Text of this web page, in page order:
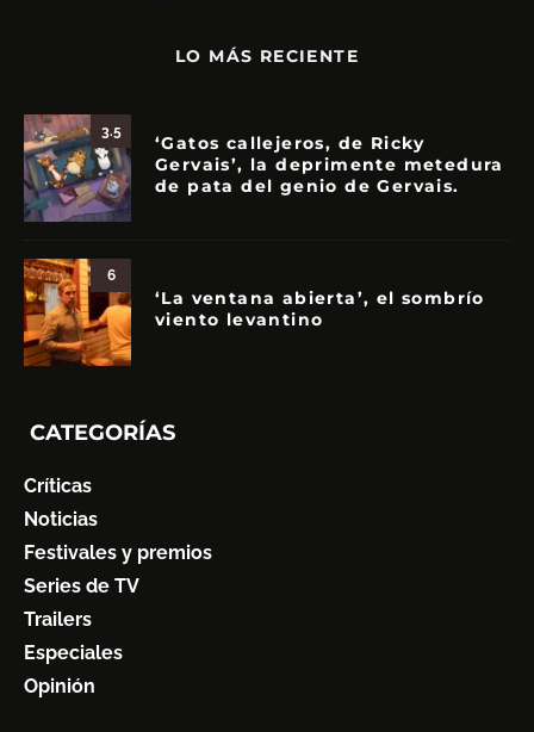
LO MÁS RECIENTE
3.5
‘Gatos callejeros, de Ricky
Gervais’, la deprimente metedura
de pata del genio de Gervais.
6
‘La ventana abierta’, el sombrío
viento levantino
CATEGORÍAS
Críticas
Noticias
Festivales y premios
Series de TV
Trailers
Especiales
Opinión